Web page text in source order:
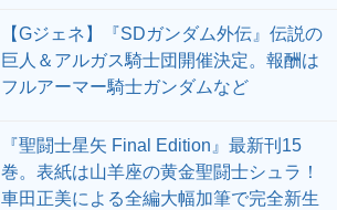
【Gジェネ】『SDガンダム外伝』伝説の
巨人＆アルガス騎士団開催決定。報酬は
フルアーマー騎士ガンダムなど
『聖闘士星矢 Final Edition』最新刊15
巻。表紙は山羊座の黄金聖闘士シュラ！
車田正美による全編大幅加筆で完全新生